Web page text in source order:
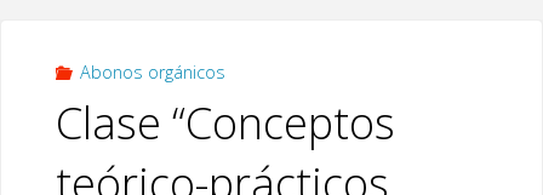
Abonos orgánicos
Clase “Conceptos